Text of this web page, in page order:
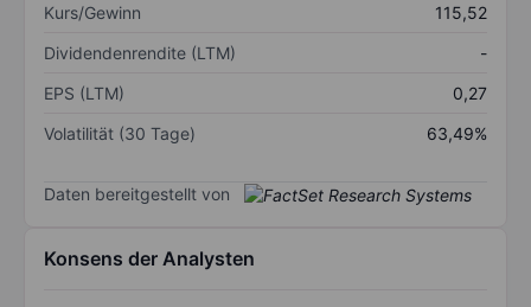
Kurs/Gewinn
115,52
Dividendenrendite (LTM)
-
EPS (LTM)
0,27
Volatilität (30 Tage)
63,49%
Daten bereitgestellt von
Konsens der Analysten